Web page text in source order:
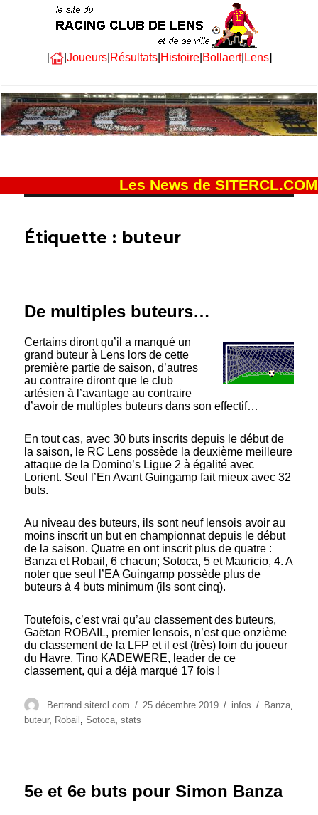
[ | Joueurs| Résultats| Histoire| Bollaert| Lens]
Les News de SITERCL.COM
Étiquette : buteur
De multiples buteurs…
Certains diront qu’il a manqué un
grand buteur à Lens lors de cette
première partie de saison, d’autres
au contraire diront que le club
artésien à l’avantage au contraire
d’avoir de multiples buteurs dans son effectif…
En tout cas, avec 30 buts inscrits depuis le début de
la saison, le RC Lens possède la deuxième meilleure
attaque de la Domino’s Ligue 2 à égalité avec
Lorient. Seul l’En Avant Guingamp fait mieux avec 32
buts.
Au niveau des buteurs, ils sont neuf lensois avoir au
moins inscrit un but en championnat depuis le début
de la saison. Quatre en ont inscrit plus de quatre :
Banza et Robail, 6 chacun; Sotoca, 5 et Mauricio, 4. A
noter que seul l’EA Guingamp possède plus de
buteurs à 4 buts minimum (ils sont cinq).
Toutefois, c’est vrai qu’au classement des buteurs,
Gaëtan ROBAIL, premier lensois, n’est que onzième
du classement de la LFP et il est (très) loin du joueur
du Havre, Tino KADEWERE, leader de ce
classement, qui a déjà marqué 17 fois !
Auteur
Bertrand sitercl.com
Publié
25 décembre 2019 Catégories
infos Étiquettes
Banza,
buteur, Robail ,Sotoca,stats
5e et 6e buts pour Simon Banza